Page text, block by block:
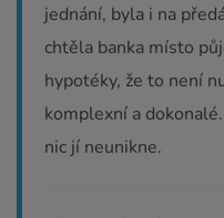
jednání, byla i na
chtěla banka místo
hypotéky, že to není
komplexní a
nic jí neunikne.